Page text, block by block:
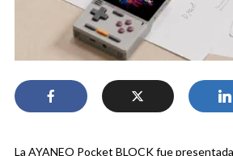
La AYANEO Pocket BLOCK fue